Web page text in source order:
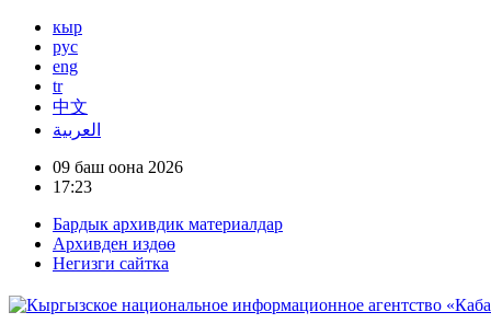
кыр
рус
eng
tr
中文
العربية
09 баш оона 2026
17:23
Бардык архивдик материалдар
Архивден издөө
Негизги сайтка